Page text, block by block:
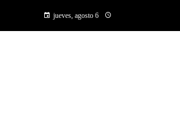
jueves, agosto 6